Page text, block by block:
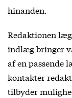
hinanden.
Redaktionen
indlæg bringer
af en passende
kontakter
tilbyder